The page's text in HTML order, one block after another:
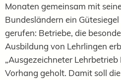
Monaten gemeinsam mit
Bundesländern ein Gütesiegel
gerufen: Betriebe, die
Ausbildung von Lehrlingen
„Ausgezeichneter Lehrbetrieb
Vorhang geholt. Damit soll